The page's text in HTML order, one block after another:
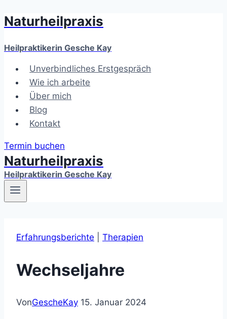
Zum
springen
Naturheilpraxis
Heilpraktikerin Gesche Kay
Unverbindliches Erstgespräch
Wie ich arbeite
Über mich
Blog
Kontakt
Termin buchen
Naturheilpraxis
Heilpraktikerin Gesche Kay
Erfahrungsberichte Therapien
Wechseljahre
VonGescheKay 15. Januar 2024